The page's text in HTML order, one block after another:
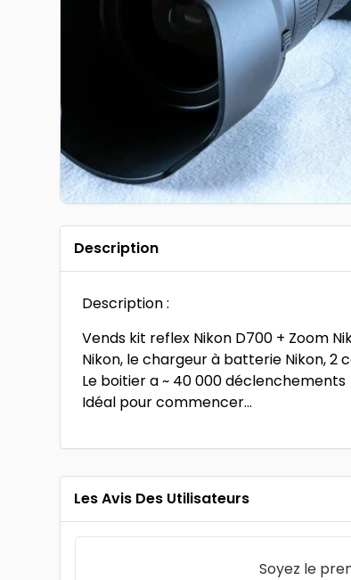
Description
Description :
Vends kit reflex Nikon D700 + Zoom
Nikon, le chargeur à batterie Nikon, 2
Le boitier a ~ 40 000 déclenchements
Idéal pour commencer…
Les Avis Des Utilisateurs
Soyez le